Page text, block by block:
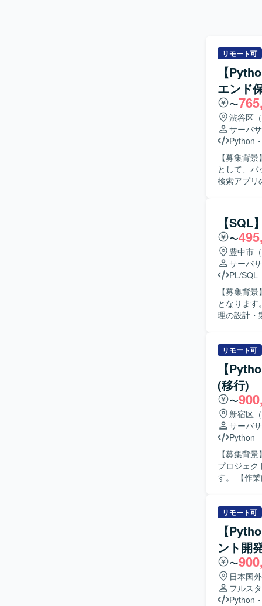
リモート可
【
エンド
〜
渋谷区
サーバ
Python
【募集背
として、バッ
検索アプリ
装方針の検討にも関わ
ョンを取
し、自ら課
方にご活躍いただける環境で
AWSを中
アントとの
ことができる
AWS
ております
ます。
【
〜
豊中市
サーバ
PL/SQL
【募集背
となります。 【作業内容】 金融向けシステムの基盤更改プロジェクトにおい
理の設計・
を進めていただける方
わること
ルのスキルを高めていた
DataSpider
リモート可
【
(移行)
〜
新宿区
サーバ
Python
【募集背
プロジェク
す。 【作業内容】 ConfluenceからNotionへの社内ナレッジベース移行に伴う、データ移行スク
用いた移行
像】 API
ッジの構
【ポジシ
とで、API
築に直接関
環境】 言
には
リモート可
【
ント開
〜
日本国外
フルス
Python